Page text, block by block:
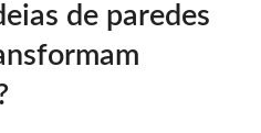
de paredes